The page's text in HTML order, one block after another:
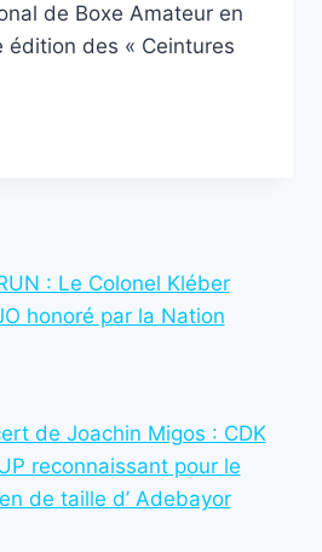
de Boxe Amateur en
édition des « Ceintures
BOXE/18ÈME
: Le Colonel Kléber
honoré par la Nation
de Joachin Migos : CDK
reconnaissant pour le
de taille d’ Adebayor